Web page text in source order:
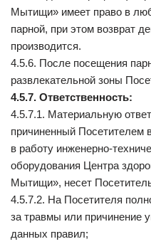
Мытищи» имеет право в
парной, при этом возврат
производится.
4.5.6. После посещения
развлекательной зоны
4.5.7. Ответственность:
4.5.7.1. Материальную
причиненный Посетителем
в работу инженерно-
оборудования Центра
Мытищи», несет
4.5.7.2. На Посетителя
за травмы или причинение
данных правил;